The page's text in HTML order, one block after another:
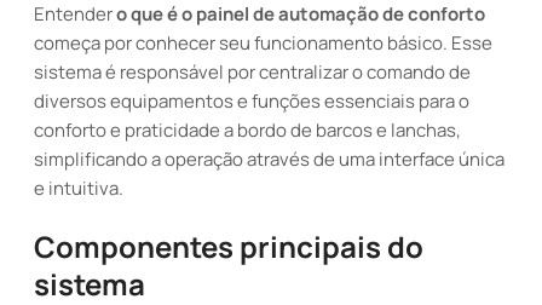
Entendero que é o painel de automação de conforto
começa por conhecer seu funcionamento básico. Esse
sistema é responsável por centralizar o comando de
diversos equipamentos e funções essenciais para o
conforto e praticidade a bordo de barcos e lanchas,
simplificando a operação através de uma interface única
e intuitiva.
Componentes principais do
sistema